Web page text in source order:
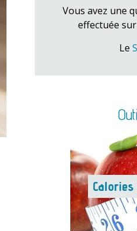
Vous avez une
effectuée
Le